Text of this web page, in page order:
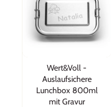
Wert&Voll -
Auslaufsichere
Lunchbox 800ml
mit Gravur